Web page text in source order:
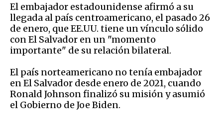
El embajador estadounidense afirmó a su
llegada al país centroamericano, el pasado 26
de enero, que EE.UU. tiene un vínculo sólido
con El Salvador en un "momento
importante" de su relación bilateral.
El país norteamericano no tenía embajador
en El Salvador desde enero de 2021, cuando
Ronald Johnson finalizó su misión y asumió
el Gobierno de Joe Biden.